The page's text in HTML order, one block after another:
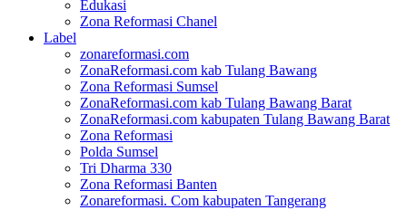
Edukasi
Zona Reformasi Chanel
Label
zonareformasi.com
ZonaReformasi.com kab Tulang Bawang
Zona Reformasi Sumsel
ZonaReformasi.com kab Tulang Bawang Barat
ZonaReformasi.com kabupaten Tulang Bawang Barat
Zona Reformasi
Polda Sumsel
Tri Dharma 330
Zona Reformasi Banten
Zonareformasi. Com kabupaten Tangerang